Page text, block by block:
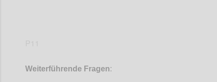
Weiterführende Fragen: